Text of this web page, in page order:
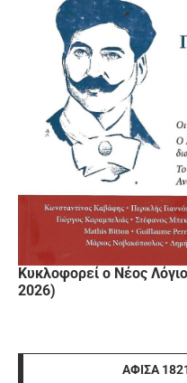
Κυκλοφορεί ο Νέος
2026)
ΑΦΊΣΑ